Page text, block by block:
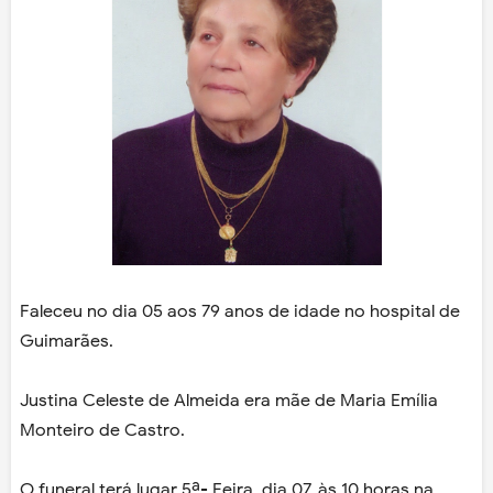
Faleceu no dia 05 aos 79 anos de idade no hospital de
Guimarães.
Justina Celeste de Almeida era mãe de Maria Emília
Monteiro de Castro.